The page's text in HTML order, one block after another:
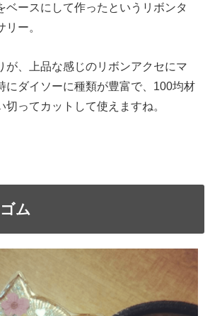
ベースにして作ったというリボンタ
ー。
が、上品な感じのリボンアクセにマ
にダイソーに種類が豊富で、100均材
ってカットして使えますね。
ム